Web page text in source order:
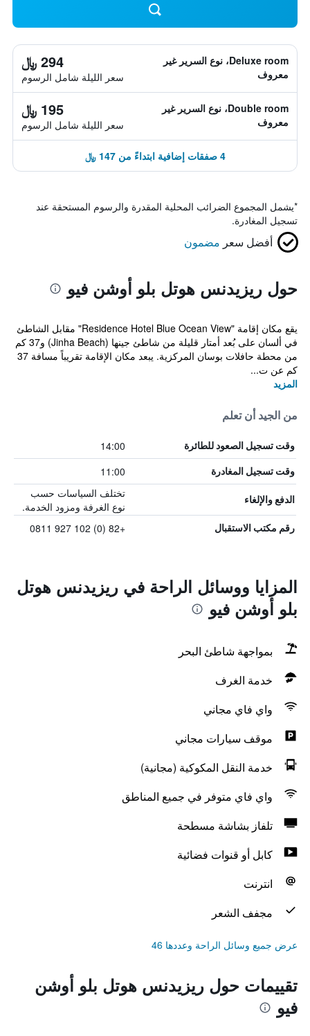
Deluxe room، نوع السرير غير
معروف
294 ﷼
سعر الليلة شامل الرسوم
Double room، نوع السرير غير
معروف
195 ﷼
سعر الليلة شامل الرسوم
4 صفقات إضافية ابتداءً من 147 ﷼
*يشمل المجموع الضرائب المحلية المقدرة والرسوم المستحقة عند
تسجيل المغادرة.
أفضل سعر مضمون
حول ريزيدنس هوتل بلو أوشن فيو
يقع مكان إقامة "Residence Hotel Blue Ocean View" مقابل الشاطئ
في ألسان على بُعد أمتار قليلة من شاطئ جينها (Jinha Beach) و37 كم
من محطة حافلات بوسان المركزية. يبعد مكان الإقامة تقريباً مسافة 37
كم عن ت...
المزيد
من الجيد أن تعلم
وقت تسجيل الصعود للطائرة 14:00
وقت تسجيل المغادرة 11:00
الدفع والإلغاء
تختلف السياسات حسب
نوع الغرفة ومزود الخدمة.
رقم مكتب الاستقبال +82 (0) 102 927 0811
المزايا ووسائل الراحة في ريزيدنس هوتل
بلو أوشن فيو
بمواجهة شاطئ البحر
خدمة الغرف
واي فاي مجاني
موقف سيارات مجاني
خدمة النقل المكوكية (مجانية)
واي فاي متوفر في جميع المناطق
تلفاز بشاشة مسطحة
كابل أو قنوات فضائية
انترنت
مجفف الشعر
عرض جميع وسائل الراحة وعددها 46
تقييمات حول ريزيدنس هوتل بلو أوشن
فيو